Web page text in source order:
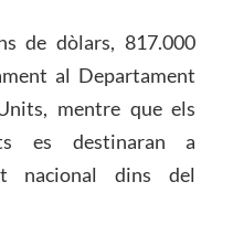
de dòlars, 817.000
al Departament
mentre que els
es destinaran a
nacional dins del